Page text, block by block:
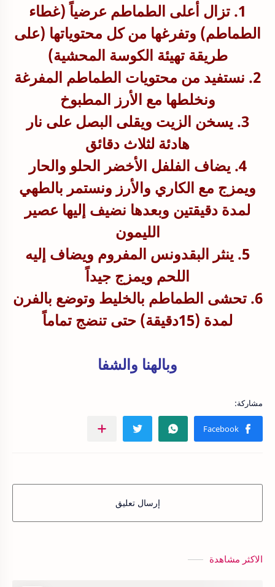
1. تزال أعلى الطماطم عرضياً (غطاء
الطماطم) وتفرغها من كل محتوياتها (على
طريقة تهيئة الكوسة المحشية)
2. نستفيد من محتويات الطماطم المفرغة
ونخلطها مع الأرز المطبوخ
3. يسخن الزيت ويقلى البصل على نار
هادئة لثلاث دقائق
4. يضاف الفلفل الأخضر الحلو والحار
ويمزج مع الكاري والأرز ونستمر بالطهي
لمدة دقيقتين وبعدها نضيف إليها عصير
الليمون
5. ينثر البقدونس المفروم ويضاف إليه
اللحم ويمزج جيداً
6. تحشى الطماطم بالخليط وتوضع بالفرن
لمدة (15دقيقة) حتى تنضج تماماً
وبالهنا والشفا
إرسال تعليق
الاكثر مشاهدة